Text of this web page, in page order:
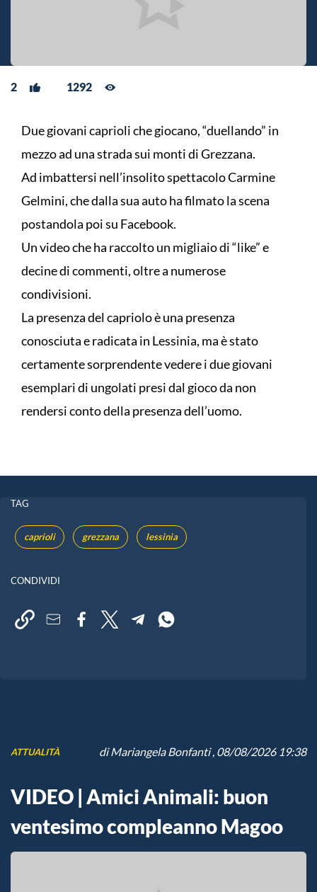
2 1292
Due giovani caprioli che giocano, “duellando” in
mezzo ad una strada sui monti di Grezzana.
Ad imbattersi nell’insolito spettacolo Carmine
Gelmini, che dalla sua auto ha filmato la scena
postandola poi su Facebook.
Un video che ha raccolto un migliaio di “like” e
decine di commenti, oltre a numerose
condivisioni.
La presenza del capriolo è una presenza
conosciuta e radicata in Lessinia, ma è stato
certamente sorprendente vedere i due giovani
esemplari di ungolati presi dal gioco da non
rendersi conto della presenza dell’uomo.
TAG
caprioli grezzana lessinia
CONDIVIDI
ATTUALITÀ diMariangela Bonfanti, 08/08/2026 19:38
VIDEO | Amici Animali: buon
ventesimo compleanno Magoo